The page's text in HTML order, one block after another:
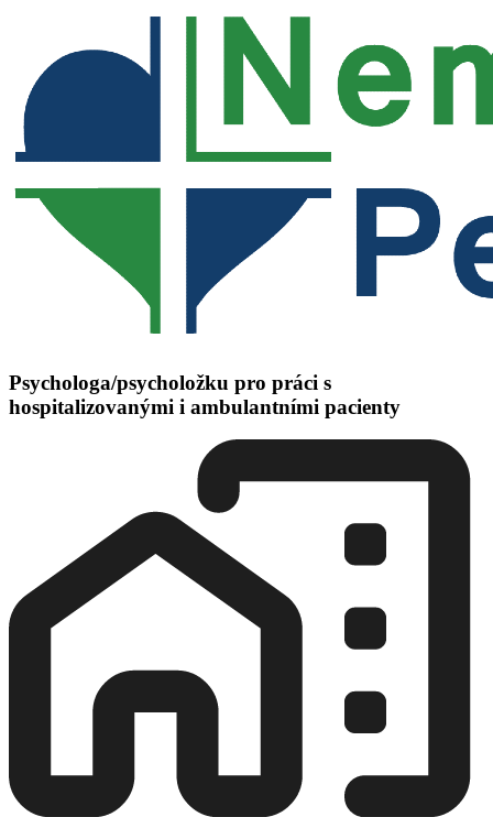
Psychologa/psycholožku pro práci s
hospitalizovanými i ambulantními pacienty